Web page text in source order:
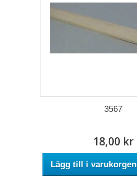
3567
18,00 kr
Lägg till i varukorgen